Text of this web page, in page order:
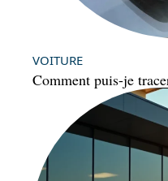
VOITURE
Comment puis-je